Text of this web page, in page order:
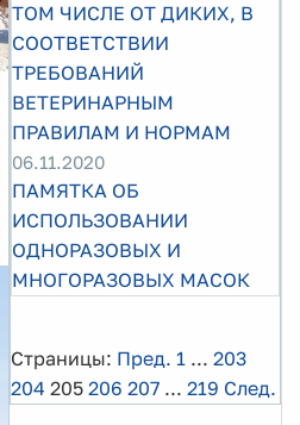
ТОМ ЧИСЛЕ ОТ ДИКИХ, В
СООТВЕТСТВИИ
ТРЕБОВАНИЙ
ВЕТЕРИНАРНЫМ
ПРАВИЛАМ И НОРМАМ
06.11.2020
ПАМЯТКА ОБ
ИСПОЛЬЗОВАНИИ
ОДНОРАЗОВЫХ И
МНОГОРАЗОВЫХ МАСОК
Страницы: Пред. 1 ... 203
204 205 206 207 ... 219 След.